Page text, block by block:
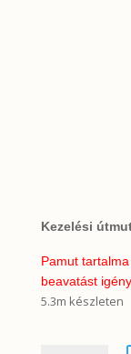
Kezelési
Pamut
beavatást
5.3m készleten